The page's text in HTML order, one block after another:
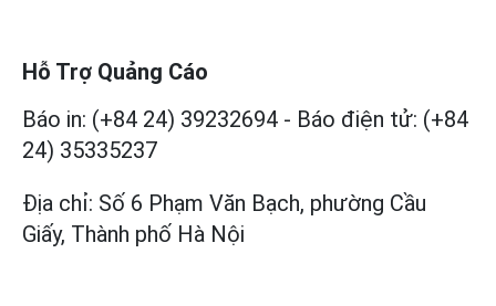
Hỗ Trợ Quảng Cáo
Báo in: (+84 24) 39232694 - Báo điện tử: (+84
24) 35335237
Địa chỉ: Số 6 Phạm Văn Bạch, phường Cầu
Giấy, Thành phố Hà Nội